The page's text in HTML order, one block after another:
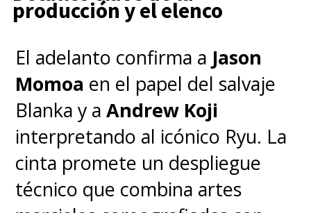
circular este texto al interior de
Amazon MGM Studios donde se
aclara que " el espía no
cambiará de género ni de
nacionalidad ".
Hoy pueden revivirlas 25
películas oficiales de 007 en
producción y el elenco
El adelanto confirma a Jason
Momoa en el papel del salvaje
Blanka y aAndrew Koji
interpretando al icónico Ryu. La
cinta promete un despliegue
técnico que combina artes